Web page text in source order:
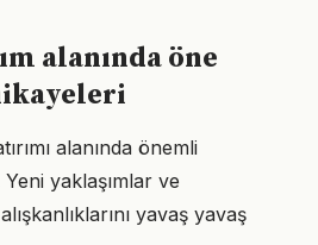
alanında öne
alanında önemli
yaklaşımlar ve
yavaş yavaş